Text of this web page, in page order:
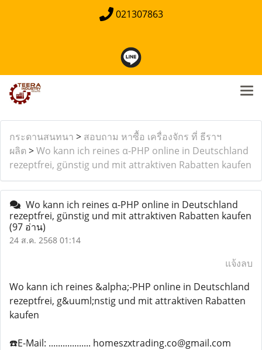
021307863
กระดานสนทนา > สอบถาม หาซื้อ เครื่องจักร ที่ ธีราฯ
ผลิต >Wo kann ich reines α-PHP online in Deutschland
rezeptfrei, günstig und mit attraktiven Rabatten kaufen
Wo kann ich reines α-PHP online in Deutschland
rezeptfrei, günstig und mit attraktiven Rabatten kaufen
(97 อ่าน)
24 ส.ค. 2568 01:14
แจ้งลบ
Wo kann ich reines &alpha;-PHP online in Deutschland
rezeptfrei, g&uuml;nstig und mit attraktiven Rabatten
kaufen
☎️E-Mail: .................. homeszxtrading.co@gmail.com